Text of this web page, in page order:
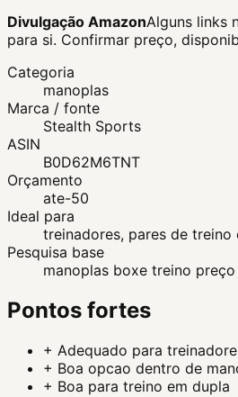
Divulgação AmazonAlguns links
para si. Confirmar preço,
Categoria
manoplas
Marca / fonte
Stealth Sports
ASIN
B0D62M6TNT
Orçamento
ate-50
Ideal para
treinadores, pares de treino
Pesquisa base
manoplas boxe treino
Pontos fortes
+ Adequado para
+ Boa opcao dentro de
+ Boa para treino em dupla